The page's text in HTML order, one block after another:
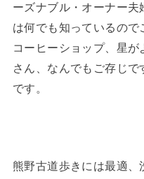
ーズナブル・オーナー夫
は何でも知っているので
コーヒーショップ、星
さん、なんでもご存じ
です。
熊野古道歩きには最適